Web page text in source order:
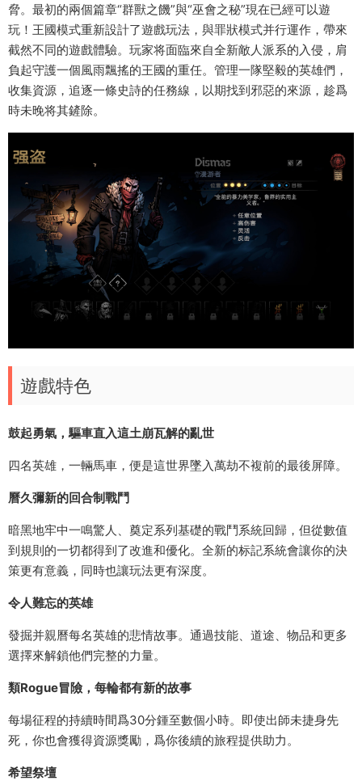
脅。最初的兩個篇章“群獸之饑”與“巫會之秘”現在已經可以遊
玩！王國模式重新設計了遊戲玩法，與罪狀模式并行運作，帶來
截然不同的遊戲體驗。玩家将面臨來自全新敵人派系的入侵，肩
負起守護一個風雨飄搖的王國的重任。管理一隊堅毅的英雄們，
收集資源，追逐一條史詩的任務線，以期找到邪惡的來源，趁爲
時未晚将其鏟除。
遊戲特色
鼓起勇氣，驅車直入這土崩瓦解的亂世
四名英雄，一輛馬車，便是這世界墜入萬劫不複前的最後屏障。
曆久彌新的回合制戰鬥
暗黑地牢中一鳴驚人、奠定系列基礎的戰鬥系統回歸，但從數值
到規則的一切都得到了改進和優化。全新的标記系統會讓你的決
策更有意義，同時也讓玩法更有深度。
令人難忘的英雄
發掘并親曆每名英雄的悲情故事。通過技能、道途、物品和更多
選擇來解鎖他們完整的力量。
類Rogue冒險，每輪都有新的故事
每場征程的持續時間爲30分鍾至數個小時。即使出師未捷身先
死，你也會獲得資源獎勵，爲你後續的旅程提供助力。
希望祭壇